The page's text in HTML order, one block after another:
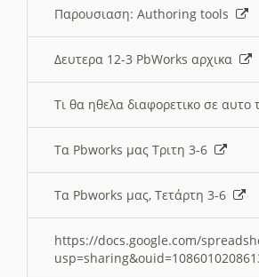
Παρουσιαση: Authoring tools
Δευτερα 12-3 PbWorks αρχικα
Τι θα ηθελα διαφορετικο σε
Τα Pbworks μας Τριτη 3-6
Τα Pbworks μας, Τετάρτη 3-6
https://docs.google.com/